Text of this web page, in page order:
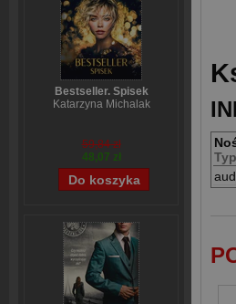
Bestseller. Spisek
Katarzyna Michalak
59,84 zł
48,07 zł